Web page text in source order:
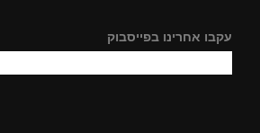
עקבו אחרינו בפייסבוק